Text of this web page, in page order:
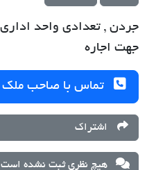
جهت اجاره
تماس با صاحب ملک
اشتراک
هیچ نظری ثبت نشده است